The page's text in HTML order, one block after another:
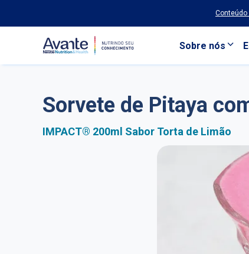
Sobre nós
Sorvete de Pitaya
IMPACT® 200ml Sabor Torta de Limão